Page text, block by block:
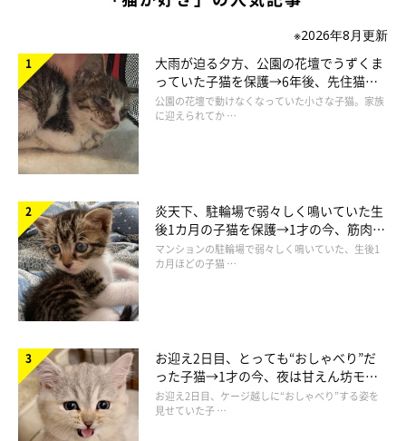
※2026年8月更新
大雨が迫る夕方、公園の花壇でうずくま
っていた子猫を保護→6年後、先住猫
と“姉妹”のような関係に
公園の花壇で動けなくなっていた小さな子猫。家族
に迎えられてか …
炎天下、駐輪場で弱々しく鳴いていた生
後1カ月の子猫を保護→1才の今、筋肉質
でツンデレなコに成長
マンションの駐輪場で弱々しく鳴いていた、生後1
カ月ほどの子猫 …
お迎え2日目、とっても“おしゃべり”だ
った子猫→1才の今、夜は甘えん坊モー
ドになるコに成長！
お迎え2日目、ケージ越しに“おしゃべり”する姿を
見せていた子 …